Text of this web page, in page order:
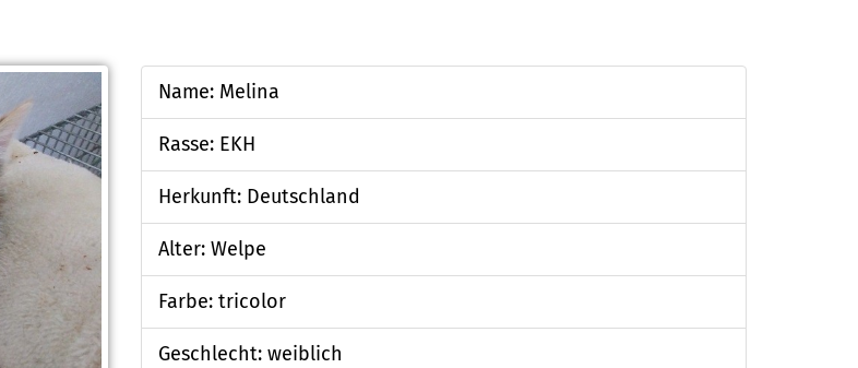
Name: Melina
Rasse: EKH
Herkunft: Deutschland
Alter: Welpe
Farbe: tricolor
Geschlecht: weiblich